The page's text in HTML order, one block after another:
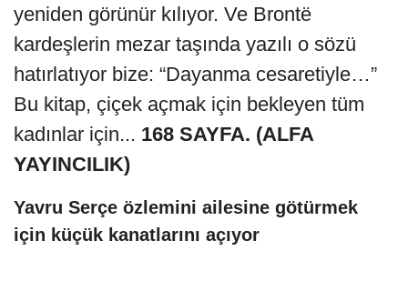
yeniden görünür kılıyor. Ve Brontë
kardeşlerin mezar taşında yazılı o sözü
hatırlatıyor bize: “Dayanma cesaretiyle…”
Bu kitap, çiçek açmak için bekleyen tüm
kadınlar için... 168 SAYFA. (ALFA
YAYINCILIK)
Yavru Serçe özlemini ailesine götürmek
için küçük kanatlarını açıyor